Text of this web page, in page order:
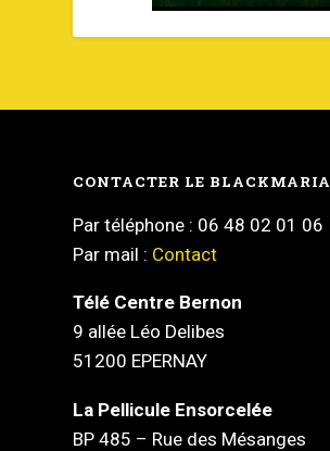
CONTACTER LE BLACKMARIA
Par téléphone : 06 48 02 01 06
Par mail : Contact
Télé Centre Bernon
9 allée Léo Delibes
51200 EPERNAY
La Pellicule Ensorcelée
BP 485 – Rue des Mésanges